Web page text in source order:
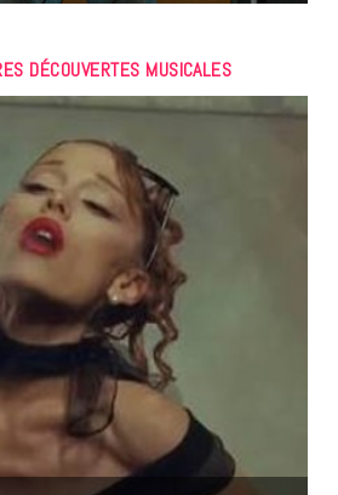
DÉCOUVERTES MUSICALES